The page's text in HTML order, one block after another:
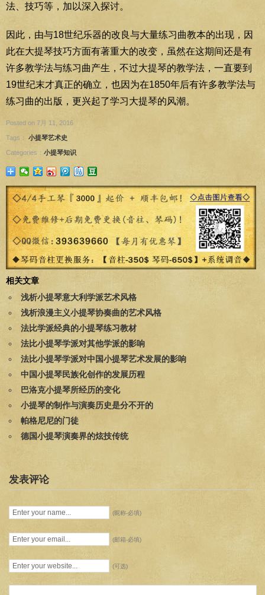
法、技巧等，加以深入探讨。
因此，由与18世纪乐器的改良与大量练习曲教本的出现，因
此在大提琴技巧方面有著重大的改变，虽然在这期间还是有
许多教学法与练习曲产生，不过大提琴的教学法，一直要到
19世纪末才真正的确立，也因为在1850年后有许多教学法与
练习曲的出版，更兴起了学习大提琴的风潮。
Posted on 7月 11, 2016
Tags： 小提琴艺术史
Categories： 小提琴知识
相关文章
浅析小提琴意大利学派艺术风格
浅析浪漫主义小提琴协奏曲的艺术风格
法比学派经典的小提琴练习教材
法比小提琴学派对其他学派的影响
法比小提琴学派对中国小提琴艺术发展的影响
中国小提琴民族化创作的发展历程
巴洛克小提琴所经历的变化
小提琴的制作与演奏历史是分不开的
帕格尼尼的门徒
德国小提琴演奏界的炫技传统
发表评论
(昵称-必填)
(邮箱-必填)
(可选)